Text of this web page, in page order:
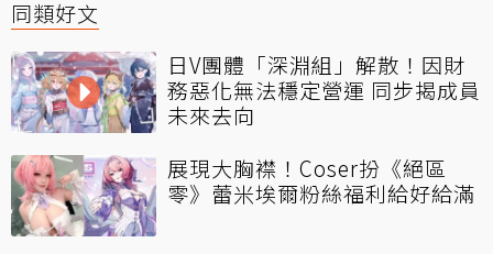
同類好文
日V團體「深淵組」解散！因財
務惡化無法穩定營運 同步揭成員
未來去向
展現大胸襟！Coser扮《絕區
零》蕾米埃爾粉絲福利給好給滿